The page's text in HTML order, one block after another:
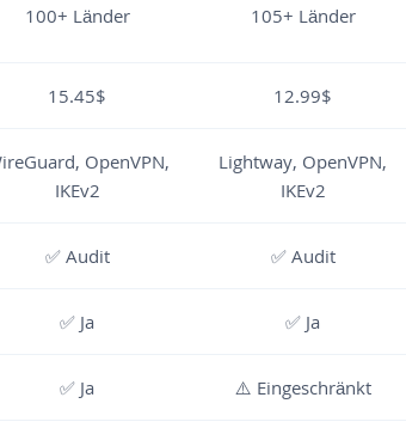
100+ Länder 105+ Länder
15.45$ 12.99$
OpenVPN,
IKEv2
Lightway, OpenVPN,
IKEv2
✅ Audit ✅ Audit
✅ Ja ✅ Ja
✅ Ja ⚠️ Eingeschränkt